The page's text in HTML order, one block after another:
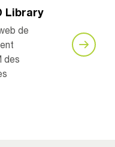
Library
de
des